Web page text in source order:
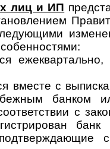
лиц и ИП
вместе с
бан­ком
с
банк